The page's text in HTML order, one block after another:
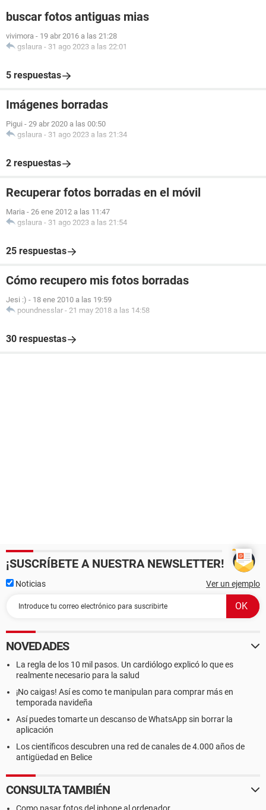
buscar fotos antiguas mias
vivimora - 19 abr 2016 a las 21:28
gslaura - 31 ago 2023 a las 22:01
5 respuestas
Imágenes borradas
Pigui - 29 abr 2020 a las 00:50
gslaura - 31 ago 2023 a las 21:34
2 respuestas
Recuperar fotos borradas en el móvil
Maria - 26 ene 2012 a las 11:47
gslaura - 31 ago 2023 a las 21:54
25 respuestas
Cómo recupero mis fotos borradas
Jesi :) - 18 ene 2010 a las 19:59
poundnesslar - 21 may 2018 a las 14:58
30 respuestas
¡SUSCRÍBETE A NUESTRA NEWSLETTER!
Noticias Ver un ejemplo
NOVEDADES
La regla de los 10 mil pasos. Un cardiólogo explicó lo que es
realmente necesario para la salud
¡No caigas! Así es como te manipulan para comprar más en
temporada navideña
Así puedes tomarte un descanso de WhatsApp sin borrar la
aplicación
Los científicos descubren una red de canales de 4.000 años de
antigüedad en Belice
CONSULTA TAMBIÉN